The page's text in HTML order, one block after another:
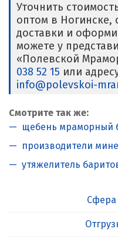
Уточнить
оптом в Ногинске,
доставки и
можете у
«Полевской
038 52 15 или
info@polevskoi-
Смотрите так же:
щебень мраморный
производители
утяжелитель